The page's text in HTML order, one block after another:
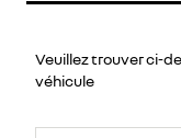
Veuillez trouver ci-
véhicule